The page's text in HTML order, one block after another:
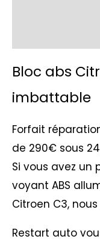
Bloc abs
imbattable
Forfait
de 290€ sous
Si vous avez un
voyant ABS
Citroen C3,
Restart auto